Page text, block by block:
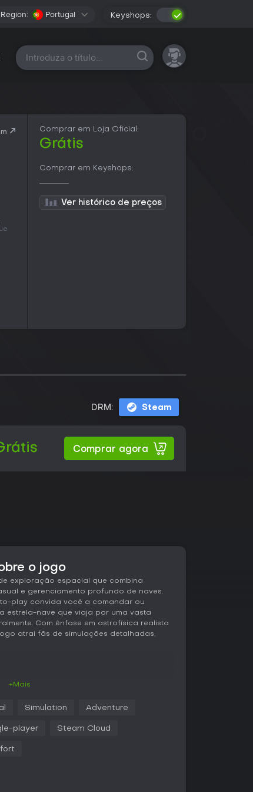
Region: Portugal Keyshops:
Todas as plataformas
Comprar em Loja Oficial:
Grátis
Comprar em Keyshops:
Ver histórico de preços
DRM: Steam
Comprar agora
o jogo
exploração espacial que combina
e gerenciamento profundo de naves.
play convida você a comandar ou
estrela-nave que viaja por uma vasta
Com ênfase em astrofísica realista
atrai fãs de simulações detalhadas,
responsabilidades únicas. Por exemplo, um
varreduras planetárias e artefatos.
como combustível, comida e saúde
alienígenas exige escolhas em
+Mais
Simulation Adventure
player Steam Cloud